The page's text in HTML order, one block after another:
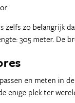
zelfs zo belangrijk
305 meter. De
en meten in
enige plek ter